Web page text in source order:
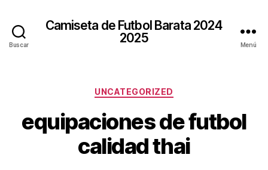
Buscar
Camiseta de Futbol Barata 2024
2025
Menú
Categorías
UNCATEGORIZED
equipaciones de futbol
calidad thai